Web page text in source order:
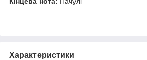
Характеристики